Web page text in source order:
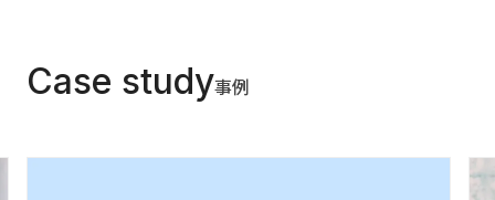
Case study事例